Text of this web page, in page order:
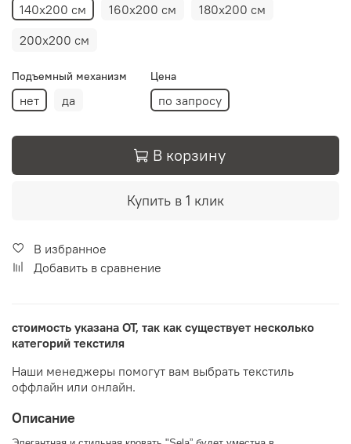
140х200 см 160х200 см
180х200 см
200х200 см
Подъемный механизм
нет да
Цена
по запросу
В корзину
Купить в 1 клик
В избранное
Добавить в сравнение
стоимость указана ОТ, так как существует несколько
категорий текстиля
Наши менеджеры помогут вам выбрать текстиль
оффлайн или онлайн.
Описание